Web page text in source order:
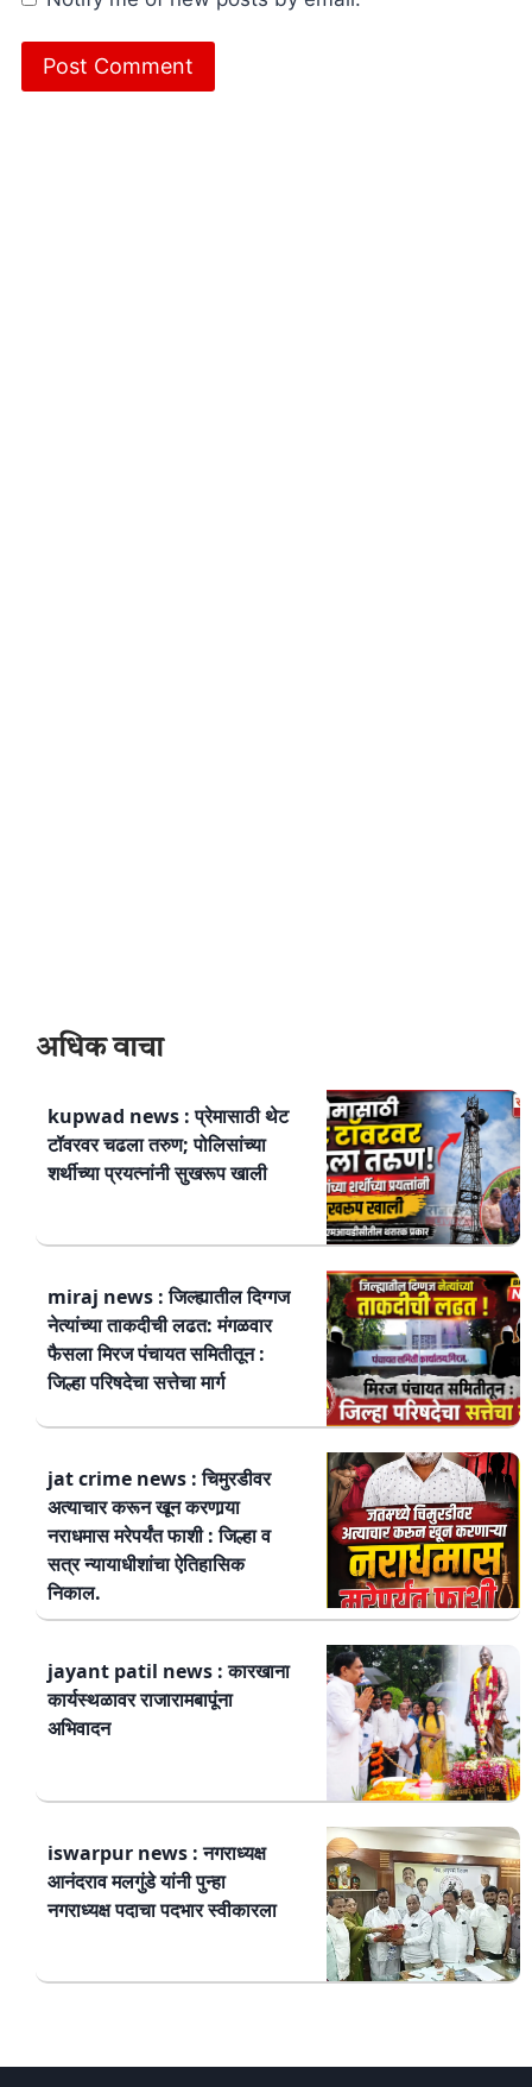
अधिक वाचा
kupwad news : प्रेमासाठी थेट
टॉवरवर चढला तरुण; पोलिसांच्या
शर्थीच्या प्रयत्नांनी सुखरूप खाली
miraj news : जिल्ह्यातील दिग्गज
नेत्यांच्या ताकदीची लढत: मंगळवार
फैसला मिरज पंचायत समितीतून :
जिल्हा परिषदेचा सत्तेचा मार्ग
jat crime news : चिमुरडीवर
अत्याचार करून खून करणार्‍या
नराधमास मरेपर्यंत फाशी : जिल्हा व
सत्र न्यायाधीशांचा ऐतिहासिक
निकाल.
jayant patil news : कारखाना
कार्यस्थळावर राजारामबापूंना
अभिवादन
iswarpur news : नगराध्यक्ष
आनंदराव मलगुंडे यांनी पुन्हा
नगराध्यक्ष पदाचा पदभार स्वीकारला